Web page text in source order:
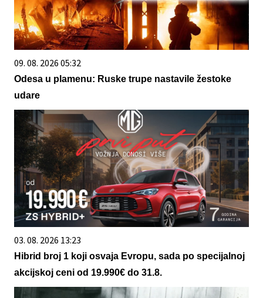
09. 08. 2026 05:32
Odesa u plamenu: Ruske trupe nastavile žestoke
udare
03. 08. 2026 13:23
Hibrid broj 1 koji osvaja Evropu, sada po specijalnoj
akcijskoj ceni od 19.990€ do 31.8.